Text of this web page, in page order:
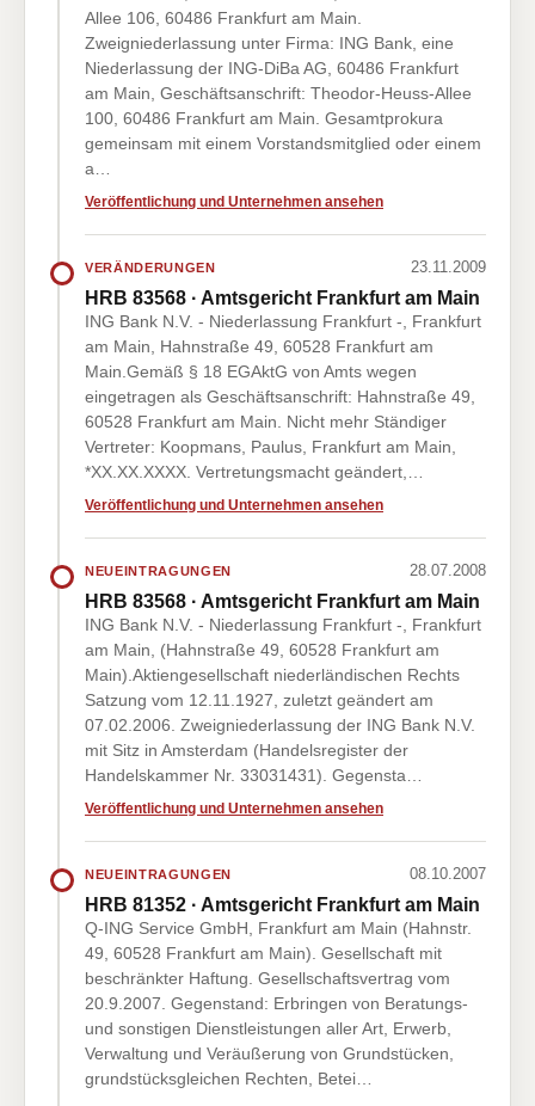
Allee 106, 60486 Frankfurt am Main.
Zweigniederlassung unter Firma: ING Bank, eine
Niederlassung der ING-DiBa AG, 60486 Frankfurt
am Main, Geschäftsanschrift: Theodor-Heuss-Allee
100, 60486 Frankfurt am Main. Gesamtprokura
gemeinsam mit einem Vorstandsmitglied oder einem
a…
Veröffentlichung und Unternehmen ansehen
VERÄNDERUNGEN 23.11.2009
HRB 83568 · Amtsgericht Frankfurt am Main
ING Bank N.V. - Niederlassung Frankfurt -, Frankfurt
am Main, Hahnstraße 49, 60528 Frankfurt am
Main.Gemäß § 18 EGAktG von Amts wegen
eingetragen als Geschäftsanschrift: Hahnstraße 49,
60528 Frankfurt am Main. Nicht mehr Ständiger
Vertreter: Koopmans, Paulus, Frankfurt am Main,
*XX.XX.XXXX. Vertretungsmacht geändert,…
Veröffentlichung und Unternehmen ansehen
NEUEINTRAGUNGEN 28.07.2008
HRB 83568 · Amtsgericht Frankfurt am Main
ING Bank N.V. - Niederlassung Frankfurt -, Frankfurt
am Main, (Hahnstraße 49, 60528 Frankfurt am
Main).Aktiengesellschaft niederländischen Rechts
Satzung vom 12.11.1927, zuletzt geändert am
07.02.2006. Zweigniederlassung der ING Bank N.V.
mit Sitz in Amsterdam (Handelsregister der
Handelskammer Nr. 33031431). Gegensta…
Veröffentlichung und Unternehmen ansehen
NEUEINTRAGUNGEN 08.10.2007
HRB 81352 · Amtsgericht Frankfurt am Main
Q-ING Service GmbH, Frankfurt am Main (Hahnstr.
49, 60528 Frankfurt am Main). Gesellschaft mit
beschränkter Haftung. Gesellschaftsvertrag vom
20.9.2007. Gegenstand: Erbringen von Beratungs-
und sonstigen Dienstleistungen aller Art, Erwerb,
Verwaltung und Veräußerung von Grundstücken,
grundstücksgleichen Rechten, Betei…